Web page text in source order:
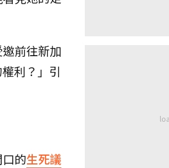
前往新加
利？」引
的生死議